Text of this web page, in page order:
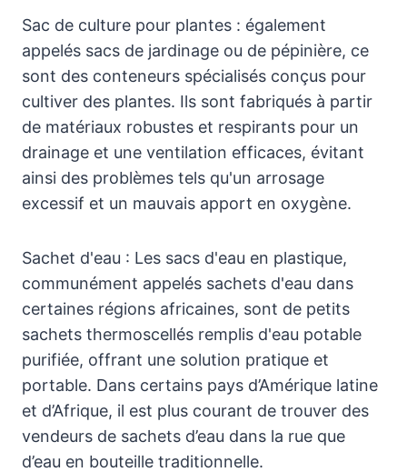
Sac de culture pour plantes : également
appelés sacs de jardinage ou de pépinière, ce
sont des conteneurs spécialisés conçus pour
cultiver des plantes. Ils sont fabriqués à partir
de matériaux robustes et respirants pour un
drainage et une ventilation efficaces, évitant
ainsi des problèmes tels qu'un arrosage
excessif et un mauvais apport en oxygène.
Sachet d'eau : Les sacs d'eau en plastique,
communément appelés sachets d'eau dans
certaines régions africaines, sont de petits
sachets thermoscellés remplis d'eau potable
purifiée, offrant une solution pratique et
portable. Dans certains pays d’Amérique latine
et d’Afrique, il est plus courant de trouver des
vendeurs de sachets d’eau dans la rue que
d’eau en bouteille traditionnelle.